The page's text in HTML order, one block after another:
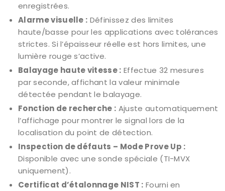
enregistrées.
Alarme visuelle : Définissez des limites
haute/basse pour les applications avec tolérances
strictes. Si l’épaisseur réelle est hors limites, une
lumière rouge s’active.
Balayage haute vitesse : Effectue 32 mesures
par seconde, affichant la valeur minimale
détectée pendant le balayage.
Fonction de recherche : Ajuste automatiquement
l’affichage pour montrer le signal lors de la
localisation du point de détection.
Inspection de défauts – Mode Prove Up :
Disponible avec une sonde spéciale (TI-MVX
uniquement).
Certificat d’étalonnage NIST : Fourni en